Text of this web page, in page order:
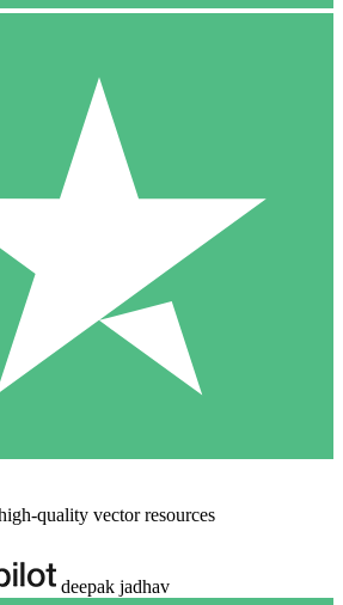
quality vector resources
deepak jadhav